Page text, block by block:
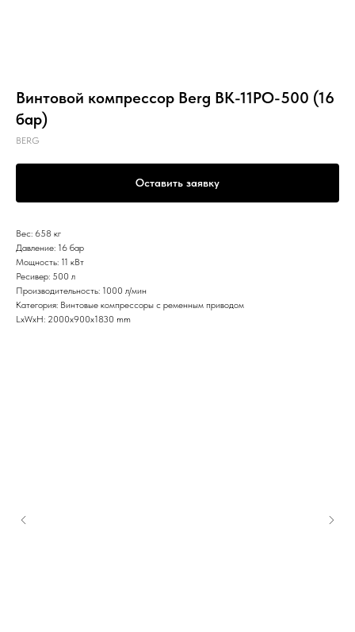
Винтовой компрессор Berg ВК-11РО-500 (16
бар)
BERG
Оставить заявку
Вес: 658 кг
Давление: 16 бар
Мощность: 11 кВт
Ресивер: 500 л
Производительность: 1000 л/мин
Категория: Винтовые компрессоры с ременным приводом
LxWxH: 2000x900x1830 mm